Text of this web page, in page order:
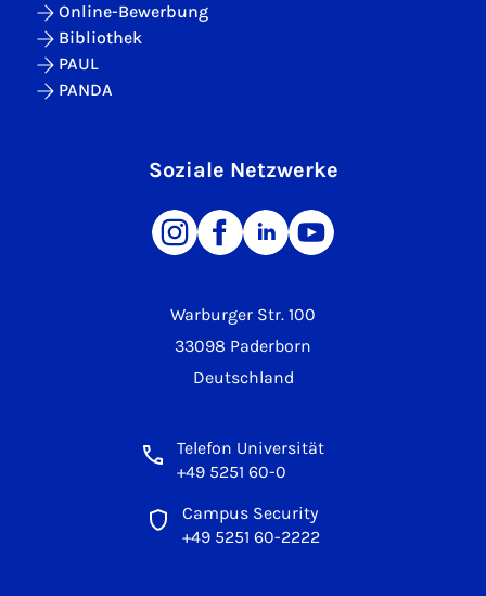
Warburger Str. 100
33098 Paderborn
Deutschland
Telefon Universität
+49 5251 60-0
Campus Security
+49 5251 60-2222
Online-Bewerbung
Bibliothek
PAUL
PANDA
Soziale Netzwerke